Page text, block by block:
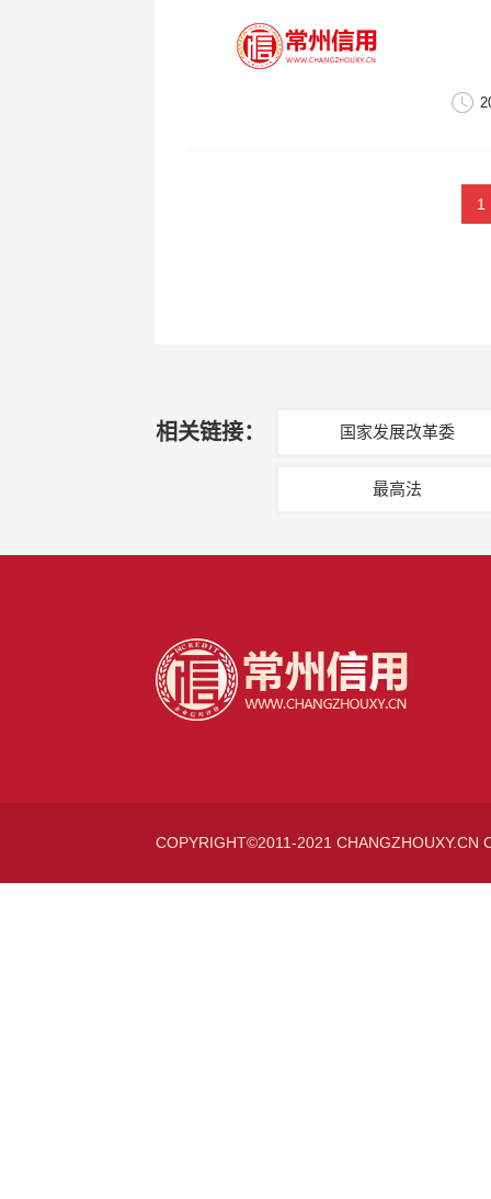
1
相关链接： 国家发展改革委
最高法
COPYRIGHT©2011-2021 CHANGZHOUXY.CN